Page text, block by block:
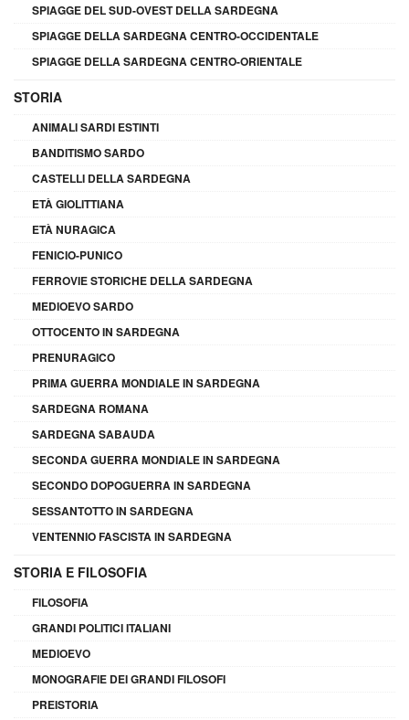
SPIAGGE DEL SUD-OVEST DELLA SARDEGNA
SPIAGGE DELLA SARDEGNA CENTRO-OCCIDENTALE
SPIAGGE DELLA SARDEGNA CENTRO-ORIENTALE
STORIA
ANIMALI SARDI ESTINTI
BANDITISMO SARDO
CASTELLI DELLA SARDEGNA
ETÀ GIOLITTIANA
ETÀ NURAGICA
FENICIO-PUNICO
FERROVIE STORICHE DELLA SARDEGNA
MEDIOEVO SARDO
OTTOCENTO IN SARDEGNA
PRENURAGICO
PRIMA GUERRA MONDIALE IN SARDEGNA
SARDEGNA ROMANA
SARDEGNA SABAUDA
SECONDA GUERRA MONDIALE IN SARDEGNA
SECONDO DOPOGUERRA IN SARDEGNA
SESSANTOTTO IN SARDEGNA
VENTENNIO FASCISTA IN SARDEGNA
STORIA E FILOSOFIA
FILOSOFIA
GRANDI POLITICI ITALIANI
MEDIOEVO
MONOGRAFIE DEI GRANDI FILOSOFI
PREISTORIA